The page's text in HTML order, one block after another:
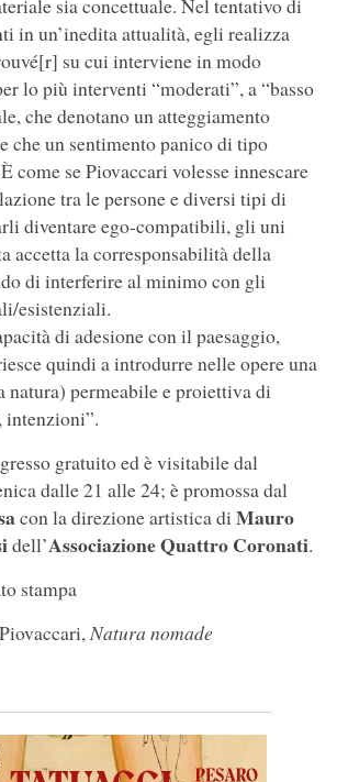
sia concettuale. Nel tentativo di
in un’inedita attualità, egli realizza
su cui interviene in modo
lo più interventi “moderati”, a “basso
che denotano un atteggiamento
che un sentimento panico di tipo
come se Piovaccari volesse innescare
tra le persone e diversi tipi di
diventare ego-compatibili, gli uni
la corresponsabilità della
di interferire al minimo con gli
esistenziali.
di adesione con il paesaggio,
quindi a introdurre nelle opere una
natura) permeabile e proiettiva di
gratuito ed è visitabile dal
dalle 21 alle 24; è promossa dal
con la direzione artistica di Mauro
dell’Associazione Quattro Coronati.
stampa
Natura nomade